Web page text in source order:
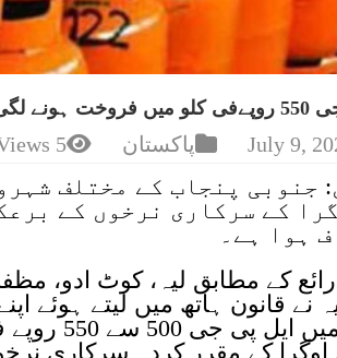
ہونے لگی
July 9, پاکستان 5 Views
جنوبی پنجاب کے مختلف
کے سرکاری نرخوں کے
ہوا ہے۔
ذرائع کے مطابق لیہ، کوٹ ادو،
نے قانون ہاتھ میں لیتے
اضلاع
کے مقرر کردہ سرکاری نرخوں سے 250 روپے تک